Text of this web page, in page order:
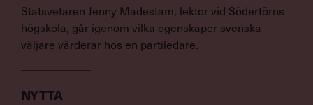
Statsvetaren Jenny Madestam, lektor vid Södertörns
högskola, går igenom vilka egenskaper svenska
väljare värderar hos en partiledare.
NYTTA